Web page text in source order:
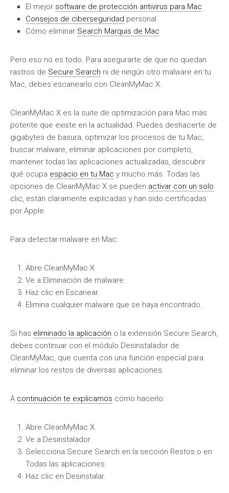
El mejor software de protección antivirus para Mac
Consejos de ciberseguridad personal
Cómo eliminar Search Marquis de Mac
Pero eso no es todo. Para asegurarte de que no quedan
rastros de Secure Search ni de ningún otro malware en tu
Mac, debes escanearlo con CleanMyMac X.
CleanMyMac X es la suite de optimización para Mac más
potente que existe en la actualidad. Puedes deshacerte de
gigabytes de basura, optimizar los procesos de tu Mac,
buscar malware, eliminar aplicaciones por completo,
mantener todas las aplicaciones actualizadas, descubrir
qué ocupa espacio en tu Mac y mucho más. Todas las
opciones de CleanMyMac X se pueden activar con un solo
clic, están claramente explicadas y han sido certificadas
por Apple.
Para detectar malware en Mac:
Abre CleanMyMac X.
Ve a Eliminación de malware.
Haz clic en Escanear.
Elimina cualquier malware que se haya encontrado.
Si has eliminado la aplicación o la extensión Secure Search,
debes continuar con el módulo Desinstalador de
CleanMyMac, que cuenta con una función especial para
eliminar los restos de diversas aplicaciones.
A continuación te explicamos cómo hacerlo:
Abre CleanMyMac X.
Ve a Desinstalador.
Selecciona Secure Search en la sección Restos o en
Todas las aplicaciones.
Haz clic en Desinstalar.